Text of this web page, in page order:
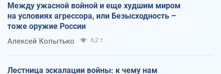
Между ужасной войной и еще худшим миром
на условиях агрессора, или Безысходность –
тоже оружие России
Алексей Копытько 6,2 т.
Лестница эскалации войны: к чему нам